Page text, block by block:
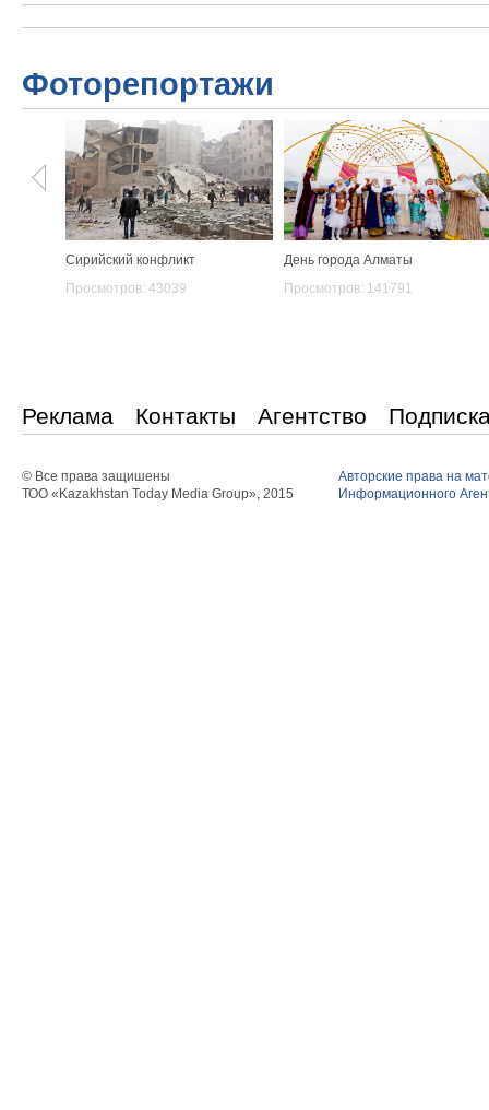
Фоторепортажи
Сирийский конфликт
Просмотров: 43039
День города Алматы
Просмотров: 141791
Реклама Контакты Агентство
© Все права защишены
ТОО «Kazakhstan Today Media Group», 2015
Авторские права на
Информационного